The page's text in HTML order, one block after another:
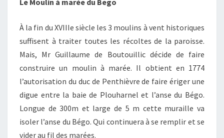
Le Moulin à marée du Bego
À la fin du XVIIIe siècle les 3 moulins à vent historiques
suffisent à traiter toutes les récoltes de la paroisse.
Mais, Mr Guillaume de Boutouillic décide de faire
construire un moulin à marée. Il obtient en 1774
l’autorisation du duc de Penthièvre de faire ériger une
digue entre la baie de Plouharnel et l’anse du Bégo.
Longue de 300m et large de 5 m cette muraille va
isoler l’anse du Bégo. Qui continuera à se remplir et se
vider au fil des marées.